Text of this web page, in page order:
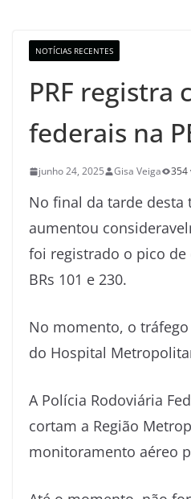
NOTÍCIAS RECENTES
PRF
federais na
junho 24, 2025 Gisa Veiga 354
No final da tarde desta
aumentou
foi registrado o pico
BRs 101 e 230.
No momento, o
do Hospital
A Polícia Rodoviária
cortam a Região
monitoramento aéreo